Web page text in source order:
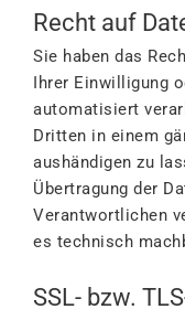
Recht auf
Sie haben das
Ihrer Einwilligung
automatisiert
Dritten in einem
aushändigen zu
Übertragung der
Verantwortlichen
es technisch
SSL- bzw.